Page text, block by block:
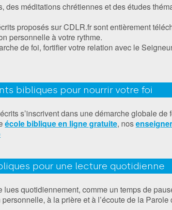
des méditations chrétiennes et des études
proposés sur CDLR.fr sont entièrement
personnelle à votre rythme.
de foi, fortifier votre relation avec le
bibliques pour nourrir votre foi
s’inscrivent dans une démarche globale de
école biblique en ligne gratuite, nos
pour une lecture quotidienne
quotidiennement, comme un temps de
à la prière et à l’écoute de la Parole